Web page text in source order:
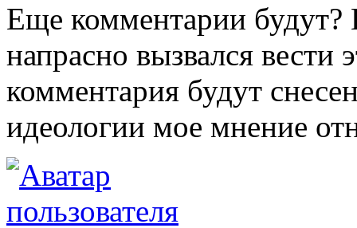
Еще комментарии будут?
напрасно вызвался
комментария будут
идеологии мое мнение